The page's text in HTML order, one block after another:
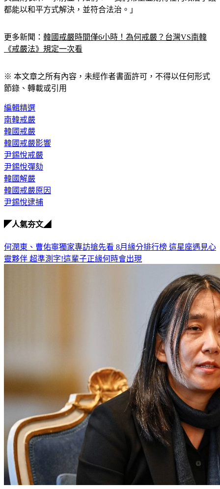
都能以和平方式解決，並符合法治。」
更多新聞： 韓國戒嚴時間僅6小時！為何戒嚴？台灣VS南韓
《戒嚴法》規定一次看
※ 本文章之所有內容，未經作者書面許可，不得以任何形式
節錄、轉載或引用
編輯精選
南韓戒嚴
韓國戒嚴
韓國戒嚴影響
尹錫悅戒嚴
尹錫悅彈劾
韓國解嚴
韓國戒嚴原因
尹錫悅逮捕
◤人氣夯文◢
何潤東、曹佑寧獨家專訪搶先看 8月緣分排行榜 這星座遇見心
靈夥伴 超準測字!這輩子正緣何時會出現